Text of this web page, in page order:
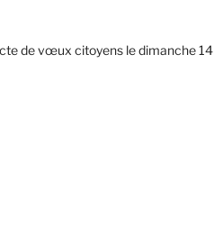
de vœux citoyens le dimanche 14